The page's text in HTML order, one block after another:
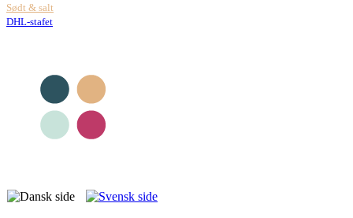
Sødt & salt
DHL-stafet